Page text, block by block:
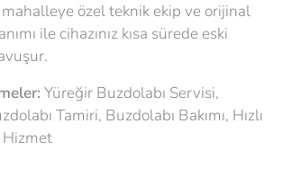
özel teknik ekip ve orijinal
ile cihazınız kısa sürede eski
Yüreğir Buzdolabı Servisi,
Tamiri, Buzdolabı Bakımı, Hızlı